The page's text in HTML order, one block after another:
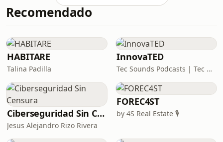
resultados me aparece Glucosa, tipo
de muestra: suero y metodología:
suero y metodología: Química seca;
Creatinina, Urea, tipo de muestra:
suero y metod
Recomendado
HABITARE
Talina Padilla
InnovaTED
Tec Sounds Podcasts | Tec de Monterrey
Ciberseguridad Sin Censura
Jesus Alejandro Rizo Rivera
FOREC4ST
by 4S Real Estate 🎙️